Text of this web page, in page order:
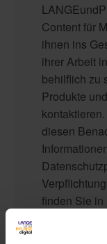
Content für
ihnen ins
ihrer Arbeit
behilflich zu
Produkte
diesen
finden Sie in